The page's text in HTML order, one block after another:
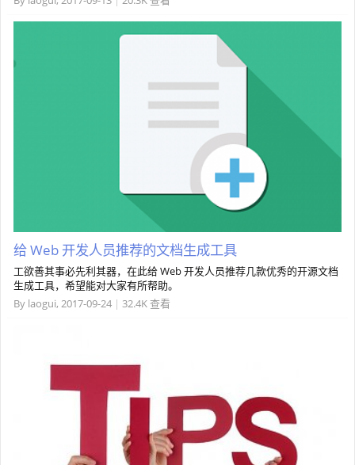
给 Web 开发人员推荐的文档生成工具
工欲善其事必先利其器，在此给 Web 开发人员推荐几款优秀的开源文档
生成工具，希望能对大家有所帮助。
By laogui, 2017-09-24 | 32.4K 查看